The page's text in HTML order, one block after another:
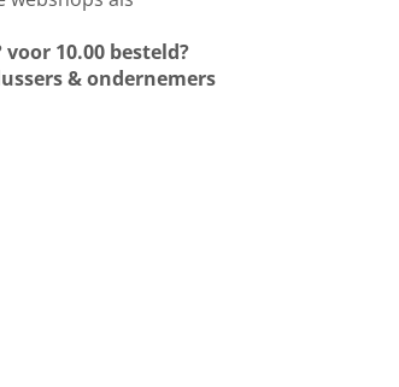
voor 10.00 besteld?
& ondernemers